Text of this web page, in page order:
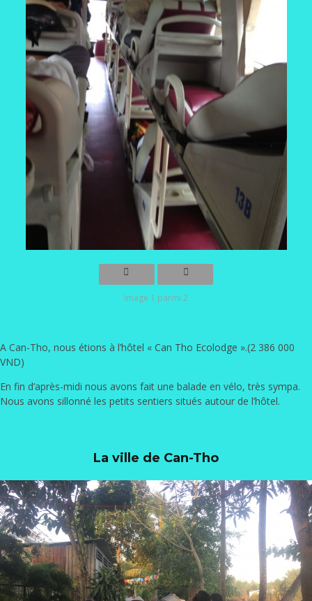
Image 1 parmi 2
A Can-Tho, nous étions à l’hôtel « Can Tho Ecolodge ».(2 386 000
VND)
En fin d’après-midi nous avons fait une balade en vélo, très sympa.
Nous avons sillonné les petits sentiers situés autour de l’hôtel.
La ville de Can-Tho